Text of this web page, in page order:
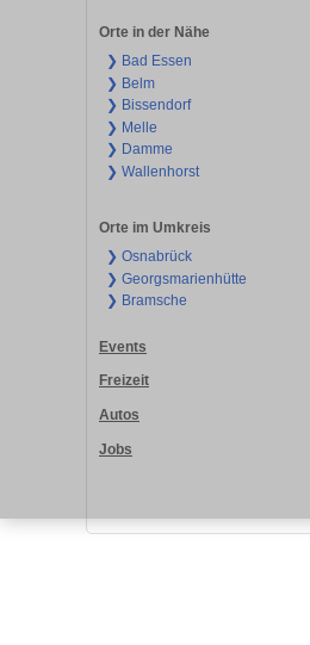
Orte in der Nähe
❯ Bad Essen
❯ Belm
❯ Bissendorf
❯ Melle
❯ Damme
❯ Wallenhorst
Orte im Umkreis
❯ Osnabrück
❯ Georgsmarienhütte
❯ Bramsche
Events
Freizeit
Autos
Jobs